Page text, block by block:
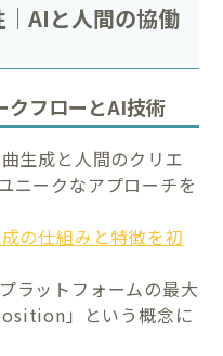
AIと人間の協働
フローとAI技術
生成と人間のクリエ
ニークなアプローチを
の仕組みと特徴を初
ラットフォームの最大
」という概念に